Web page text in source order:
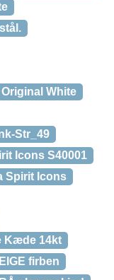
White
Str_49
Icons S40001
Spirit Icons
Kæde 14kt
firben